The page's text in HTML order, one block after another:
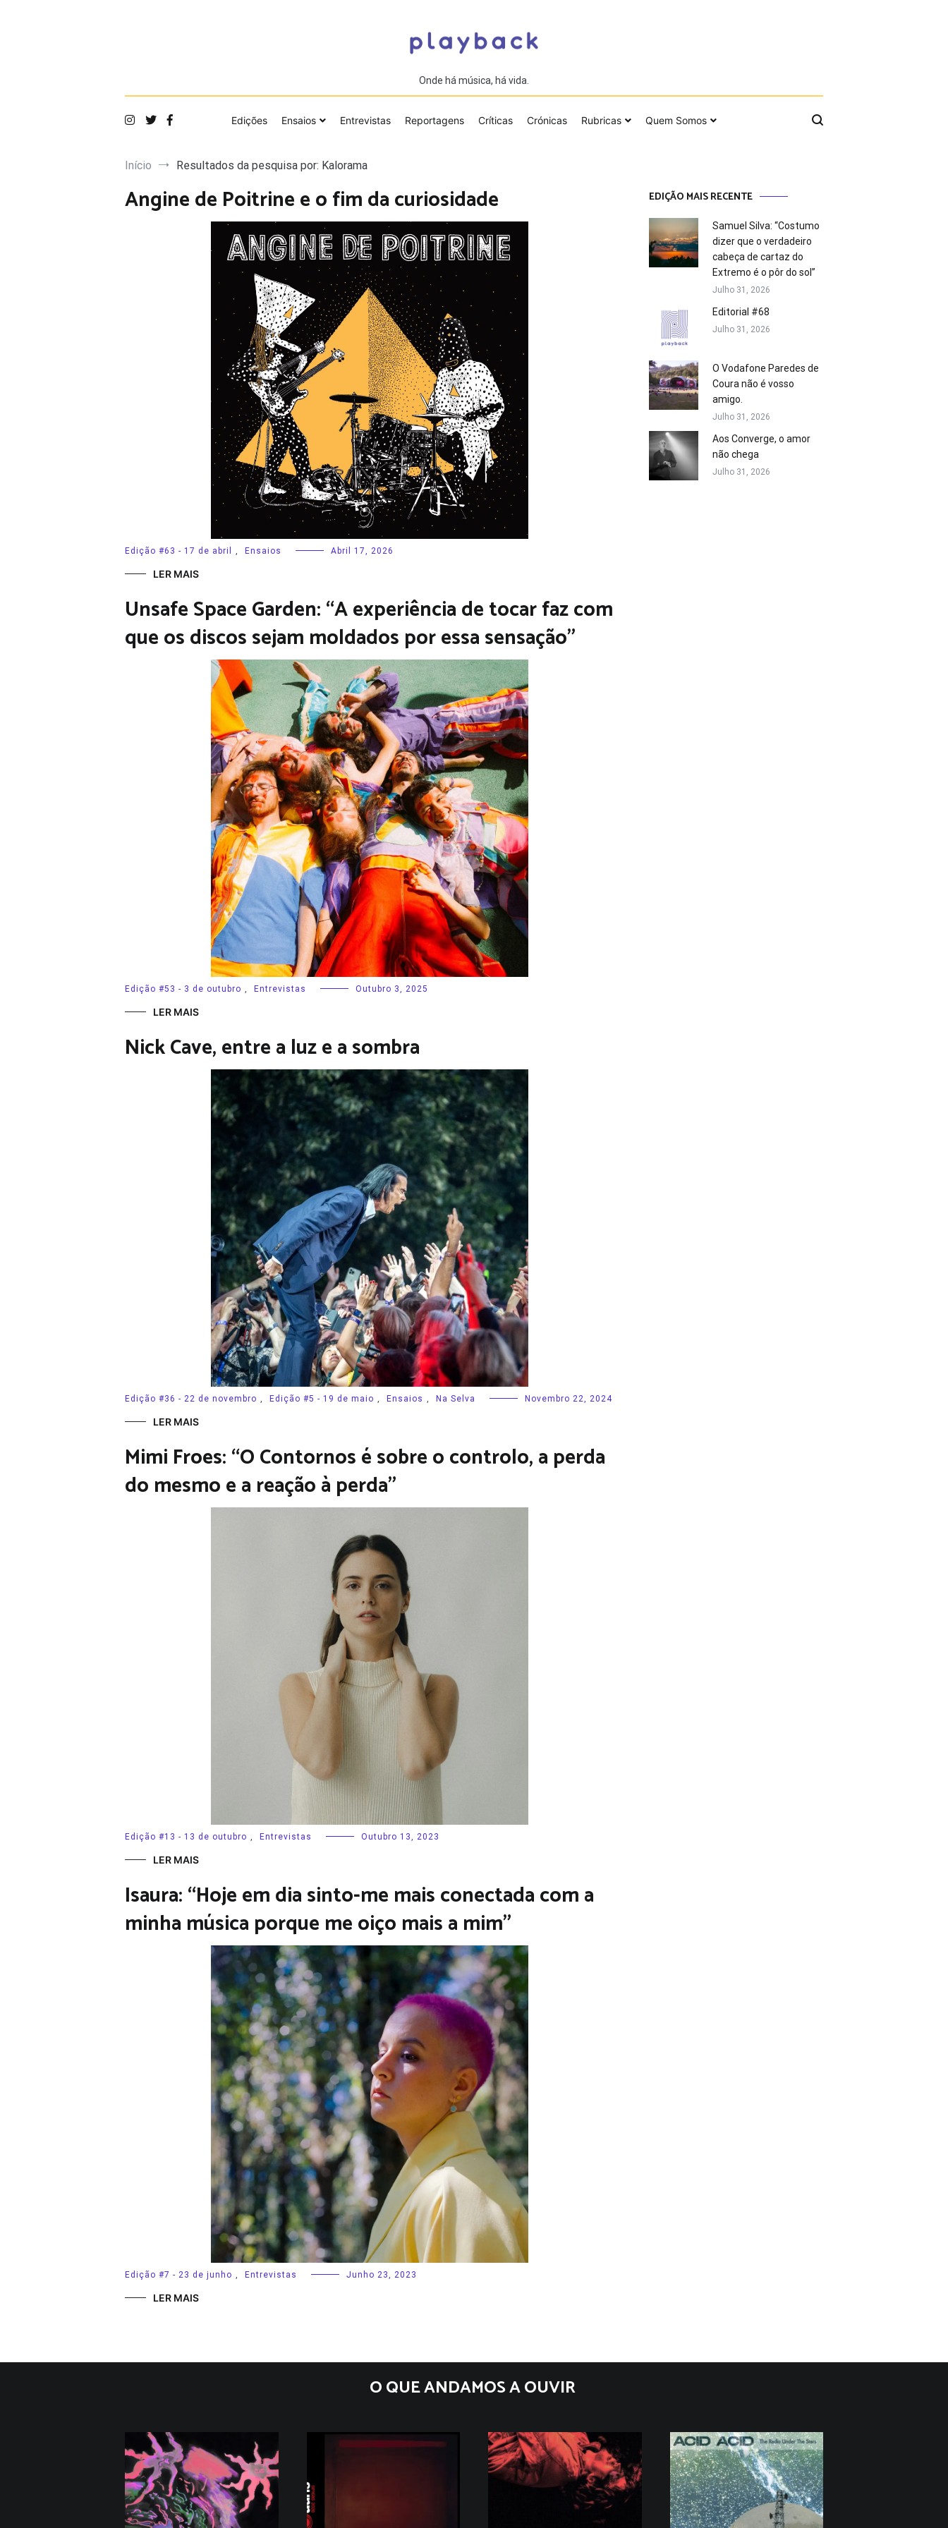
Onde há música, há vida.
Edições Ensaios Entrevistas Reportagens Críticas Crónicas Rubricas Quem Somos
Início Resultados da pesquisa por: Kalorama
Angine de Poitrine e o fim da curiosidade
Edição #63 - 17 de abril Ensaios Abril 17, 2026
LER MAIS
Unsafe Space Garden: “A experiência de tocar faz com
que os discos sejam moldados por essa sensação”
Edição #53 - 3 de outubro Entrevistas Outubro 3, 2025
LER MAIS
Nick Cave, entre a luz e a sombra
Edição #36 - 22 de novembro Edição #5 - 19 de maio Ensaios Na Selva Novembro 22, 2024
LER MAIS
Mimi Froes: “O Contornos é sobre o controlo, a perda
do mesmo e a reação à perda”
Edição #13 - 13 de outubro Entrevistas Outubro 13, 2023
LER MAIS
Isaura: “Hoje em dia sinto-me mais conectada com a
minha música porque me oiço mais a mim”
Edição #7 - 23 de junho Entrevistas Junho 23, 2023
LER MAIS
EDIÇÃO MAIS RECENTE
Samuel Silva: “Costumo
dizer que o verdadeiro
cabeça de cartaz do
Extremo é o pôr do sol”
Julho 31, 2026
Editorial #68
Julho 31, 2026
O Vodafone Paredes de
Coura não é vosso
amigo.
Julho 31, 2026
Aos Converge, o amor
não chega
Julho 31, 2026
O QUE ANDAMOS A OUVIR